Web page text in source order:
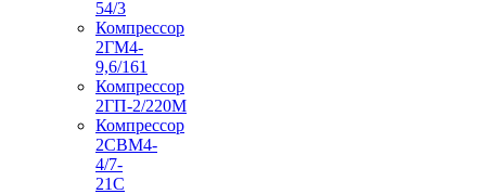
54/3
Компрессор
2ГМ4-
9,6/161
Компрессор
2ГП-2/220М
Компрессор
2СВМ4-
4/7-
21С